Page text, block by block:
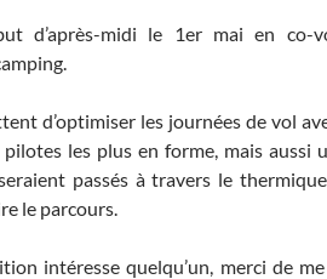
d’après-midi le 1er mai en co-
d’optimiser les journées de vol
les plus en forme, mais aussi
passés à travers le
le parcours.
intéresse quelqu’un, merci de